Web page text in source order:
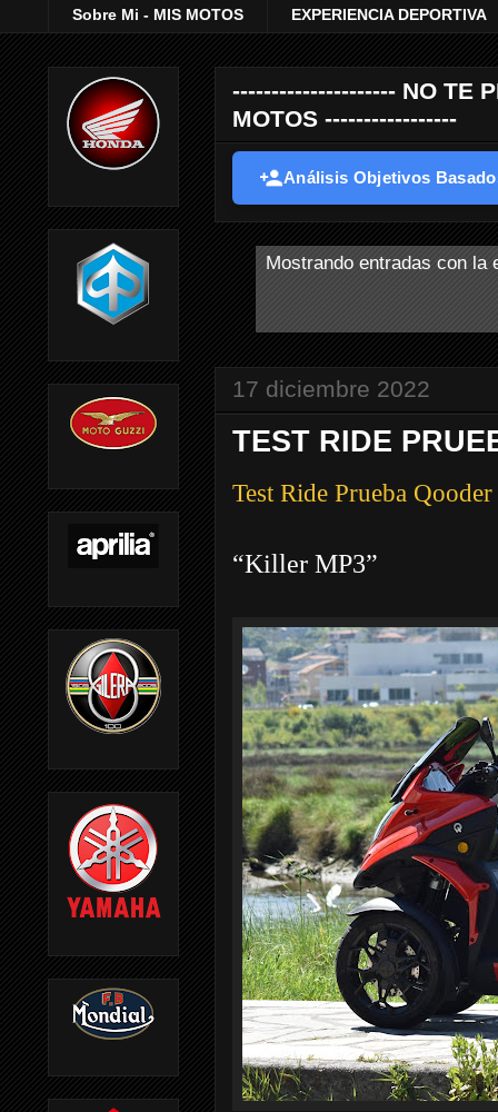
Sobre Mi - MIS MOTOS EXPERIENCIA DEPORTIVA
--------------------- NO TE
MOTOS -----------------
Análisis Objetivos
Mostrando entradas con la
17 diciembre 2022
TEST RIDE
Test Ride Prueba
“Killer MP3”